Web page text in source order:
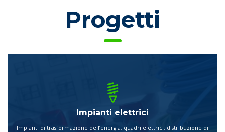
Progetti
Impianti elettrici
Impianti di trasformazione dell’energia, quadri elettrici, distribuzione di